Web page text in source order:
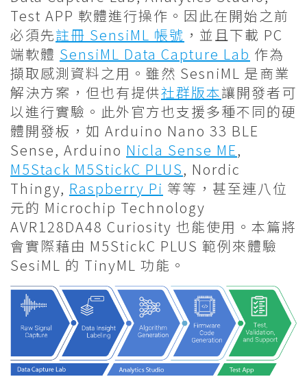
Test APP 軟體進行操作。因此在開始之前
必須先註冊 SensiML 帳號 ，並且下載 PC
端軟體 SensiML Data Capture Lab 作為
擷取感測資料之用。雖然 SesniML 是商業
解決方案，但也有提供社群版本讓開發者可
以進行實驗。此外官方也支援多種不同的硬
體開發板，如 Arduino Nano 33 BLE
Sense, Arduino Nicla Sense ME,
M5Stack M5StickC PLUS, Nordic
Thingy, Raspberry Pi 等等，甚至連八位
元的 Microchip Technology
AVR128DA48 Curiosity 也能使用。本篇將
會實際藉由 M5StickC PLUS 範例來體驗
SesiML 的 TinyML 功能。